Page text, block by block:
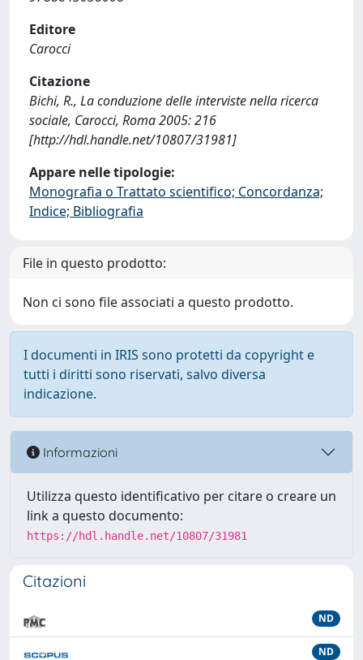
Editore
Carocci
Citazione
Bichi, R., La conduzione delle interviste nella ricerca
sociale, Carocci, Roma 2005: 216
[http://hdl.handle.net/10807/31981]
Appare nelle tipologie:
Monografia o Trattato scientifico; Concordanza;
Indice; Bibliografia
File in questo prodotto:
Non ci sono file associati a questo prodotto.
I documenti in IRIS sono protetti da copyright e
tutti i diritti sono riservati, salvo diversa
indicazione.
Informazioni
Utilizza questo identificativo per citare o creare un
link a questo documento:
https://hdl.handle.net/10807/31981
Citazioni
ND
ND